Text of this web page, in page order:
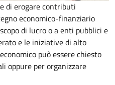
di erogare contributi
economico-finanziario
di lucro o a enti pubblici e
e le iniziative di alto
può essere chiesto
oppure per organizzare